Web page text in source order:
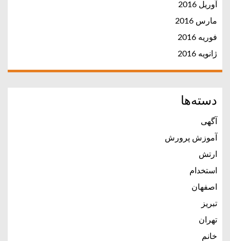
آوریل 2016
مارس 2016
فوریه 2016
ژانویه 2016
دسته‌ها
آگهی
آموزش پرورش
ارتش
استخدام
اصفهان
تبریز
تهران
خانم